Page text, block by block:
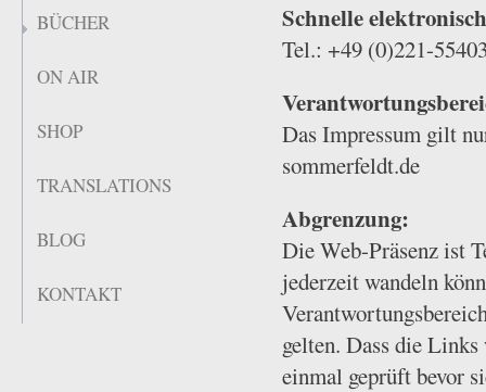
BÜCHER
ON AIR
SHOP
TRANSLATIONS
BLOG
KONTAKT
Schnelle
Tel.: +49 (0)221-
Das Impressum gilt
sommerfeldt.de
Abgrenzung:
Die Web-Präsenz ist
jederzeit wandeln
gelten. Dass die Links
einmal geprüft bevor